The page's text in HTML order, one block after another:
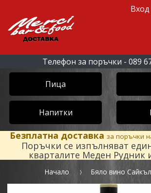
Вход
Skip to navigation
Skip to content
Телефон за поръчки - 089
Пица
Напитки
Безплатна доставка за поръчки
Поръчки се изпълняват
кварталите Меден Рудник
Начало Бяло вино